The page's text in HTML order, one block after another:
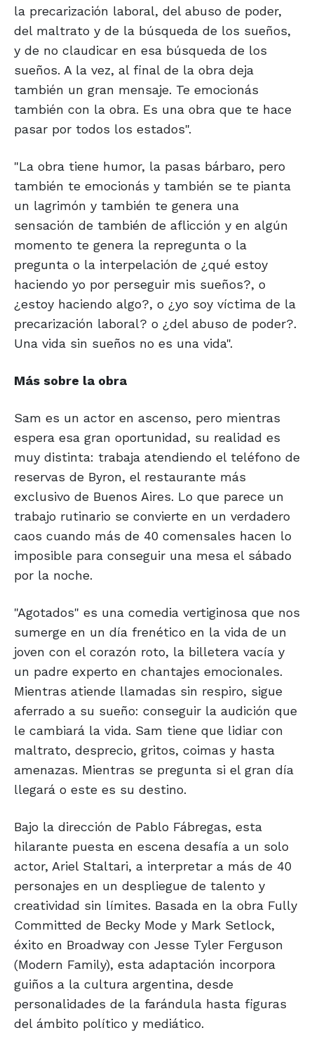
la precarización laboral, del abuso de poder,
del maltrato y de la búsqueda de los sueños,
y de no claudicar en esa búsqueda de los
sueños. A la vez, al final de la obra deja
también un gran mensaje. Te emocionás
también con la obra. Es una obra que te hace
pasar por todos los estados".
"La obra tiene humor, la pasas bárbaro, pero
también te emocionás y también se te pianta
un lagrimón y también te genera una
sensación de también de aflicción y en algún
momento te genera la repregunta o la
pregunta o la interpelación de ¿qué estoy
haciendo yo por perseguir mis sueños?, o
¿estoy haciendo algo?, o ¿yo soy víctima de la
precarización laboral? o ¿del abuso de poder?.
Una vida sin sueños no es una vida".
Más sobre la obra
Sam es un actor en ascenso, pero mientras
espera esa gran oportunidad, su realidad es
muy distinta: trabaja atendiendo el teléfono de
reservas de Byron, el restaurante más
exclusivo de Buenos Aires. Lo que parece un
trabajo rutinario se convierte en un verdadero
caos cuando más de 40 comensales hacen lo
imposible para conseguir una mesa el sábado
por la noche.
"Agotados" es una comedia vertiginosa que nos
sumerge en un día frenético en la vida de un
joven con el corazón roto, la billetera vacía y
un padre experto en chantajes emocionales.
Mientras atiende llamadas sin respiro, sigue
aferrado a su sueño: conseguir la audición que
le cambiará la vida. Sam tiene que lidiar con
maltrato, desprecio, gritos, coimas y hasta
amenazas. Mientras se pregunta si el gran día
llegará o este es su destino.
Bajo la dirección de Pablo Fábregas, esta
hilarante puesta en escena desafía a un solo
actor, Ariel Staltari, a interpretar a más de 40
personajes en un despliegue de talento y
creatividad sin límites. Basada en la obra Fully
Committed de Becky Mode y Mark Setlock,
éxito en Broadway con Jesse Tyler Ferguson
(Modern Family), esta adaptación incorpora
guiños a la cultura argentina, desde
personalidades de la farándula hasta figuras
del ámbito político y mediático.